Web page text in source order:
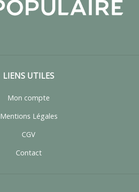
LIENS UTILES
Mon compte
Mentions Légales
CGV
Contact